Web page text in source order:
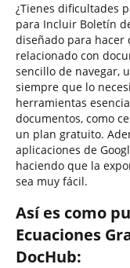
¿Tienes dificultades
para Incluir Boletín
diseñado para hacer
relacionado con
sencillo de navegar,
siempre que lo
herramientas
documentos, como
un plan gratuito.
aplicaciones de
haciendo que la
sea muy fácil.
Así es como
Ecuaciones
DocHub: